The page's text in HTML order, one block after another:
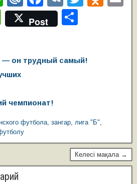
h
at
A
p
p
ail
.R
a
c
b
k
K
M
a
g
e
Post
р
ть
— он трудный самый!
чемпионат!
футбола, зангар, лига "Б",
Келесі мақала →